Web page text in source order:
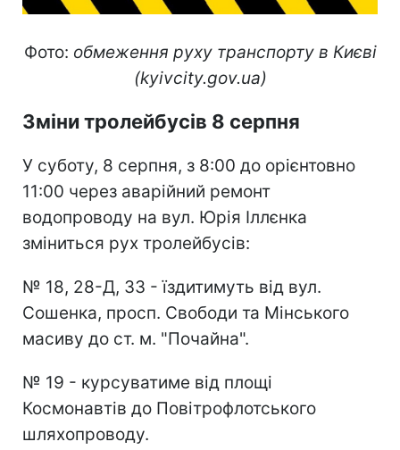
Фото: обмеження руху транспорту в Києві
(kyivcity.gov.ua)
Зміни тролейбусів 8 серпня
У суботу, 8 серпня, з 8:00 до орієнтовно
11:00 через аварійний ремонт
водопроводу на вул. Юрія Іллєнка
зміниться рух тролейбусів:
№ 18, 28-Д, 33 - їздитимуть від вул.
Сошенка, просп. Свободи та Мінського
масиву до ст. м. "Почайна".
№ 19 - курсуватиме від площі
Космонавтів до Повітрофлотського
шляхопроводу.